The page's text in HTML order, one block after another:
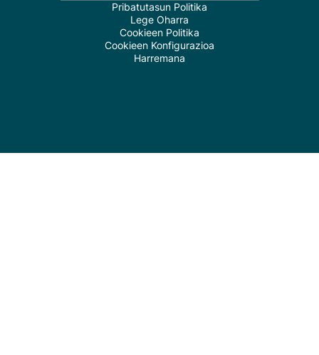
Pribatutasun Politika
Lege Oharra
Cookieen Politika
Cookieen Konfigurazioa
Harremana